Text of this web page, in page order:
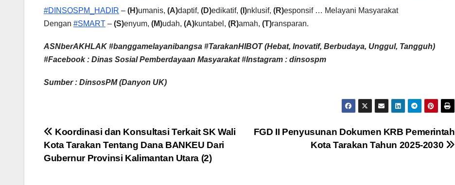
#DINSOSPM_HADIR – (H)umanis, (A)daptif, (D)edikatif, (I)nklusif, (R)esponsif … Melayani Masyarakat
Dengan #SMART – (S)enyum, (M)udah, (A)kuntabel, (R)amah, (T)ransparan.
ASNberAKHLAK #banggamelayanibangsa #TarakanHIBOT (Hebat, Inovatif, Berbudaya, Unggul, Tangguh)
#Facebook : Dinas Sosial Pemberdayaan Masyarakat #Instagram : dinsospm
Sumber : DinsosPM (Danyon UK)
Navigasi
pos
FGD II Penyusunan Dokumen KRB Pemerintah
Kota Tarakan Tahun 2025-2030
Koordinasi dan Konsultasi Terkait SK Wali
Kota Tarakan Tentang Dana BANKEU Dari
Gubernur Provinsi Kalimantan Utara (2)